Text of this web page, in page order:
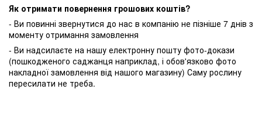
Як отримати повернення грошових коштів?
- Ви повинні звернутися до нас в компанію не пізніше 7 днів з
моменту отримання замовлення
- Ви надсилаєте на нашу електронну пошту фото-докази
(пошкодженого саджанця наприклад, і обов'язково фото
накладної замовлення від нашого магазину) Саму рослину
пересилати не треба.